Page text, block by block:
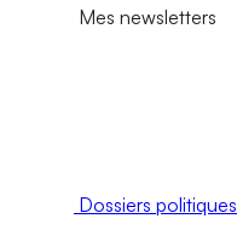
Mes newsletters
Dossiers politiques